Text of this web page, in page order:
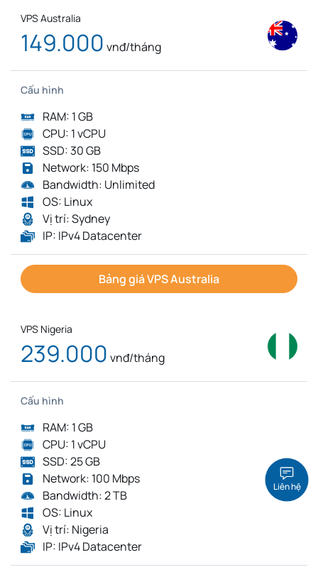
VPS Australia
149.000 vnđ/tháng
Cấu hình
RAM: 1 GB
CPU: 1 vCPU
SSD: 30 GB
Network: 150 Mbps
Bandwidth: Unlimited
OS: Linux
Vị trí: Sydney
IP: IPv4 Datacenter
Bảng giá VPS Australia
VPS Nigeria
239.000 vnđ/tháng
Cấu hình
RAM: 1 GB
CPU: 1 vCPU
SSD: 25 GB
Network: 100 Mbps
Bandwidth: 2 TB
OS: Linux
Vị trí: Nigeria
IP: IPv4 Datacenter
Liên hệ